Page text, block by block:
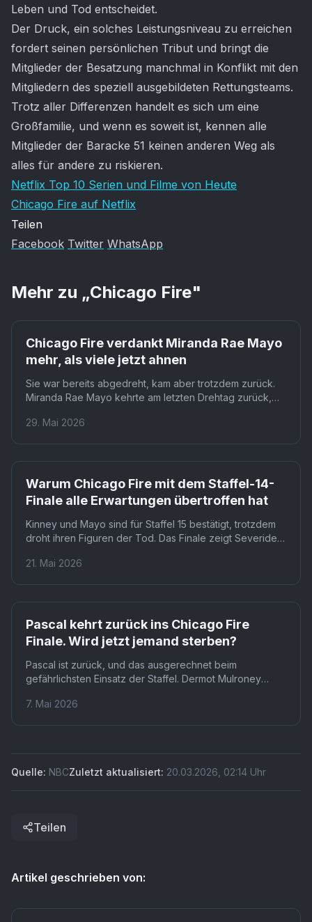
Leben und Tod entscheidet.
Der Druck, ein solches Leistungsniveau zu erreichen
fordert seinen persönlichen Tribut und bringt die
Mitglieder der Besatzung manchmal in Konflikt mit den
Mitgliedern des speziell ausgebildeten Rettungsteams.
Trotz aller Differenzen handelt es sich um eine
Großfamilie, und wenn es soweit ist, kennen alle
Mitglieder der Baracke 51 keinen anderen Weg als
alles für andere zu riskieren.
Netflix Top 10 Serien und Filme von Heute
Chicago Fire auf Netflix
Teilen
Facebook Twitter WhatsApp
Mehr zu „Chicago Fire"
Chicago Fire verdankt Miranda Rae Mayo
mehr, als viele jetzt ahnen
Sie war bereits abgedreht, kam aber trotzdem zurück.
Miranda Rae Mayo kehrte am letzten Drehtag zurück,
zeigt: Der Cliffhanger trifft selbst die Besetzung
29. Mai 2026
Warum Chicago Fire mit dem Staffel-14-
Finale alle Erwartungen übertroffen hat
Kinney und Mayo sind für Staffel 15 bestätigt, trotzdem
droht ihren Figuren der Tod. Das Finale zeigt Severide
Feuerball verschluckt wird. Wer von den
21. Mai 2026
Pascal kehrt zurück ins Chicago Fire
Finale. Wird jetzt jemand sterben?
Pascal ist zurück, und das ausgerechnet beim
gefährlichsten Einsatz der Staffel. Dermot Mulroney
einem brennenden Gebäude auf, aus dem ein Mayday-
7. Mai 2026
Quelle: NBCZuletzt aktualisiert: 20.03.2026 02:14 Uhr
Teilen
Artikel geschrieben von: